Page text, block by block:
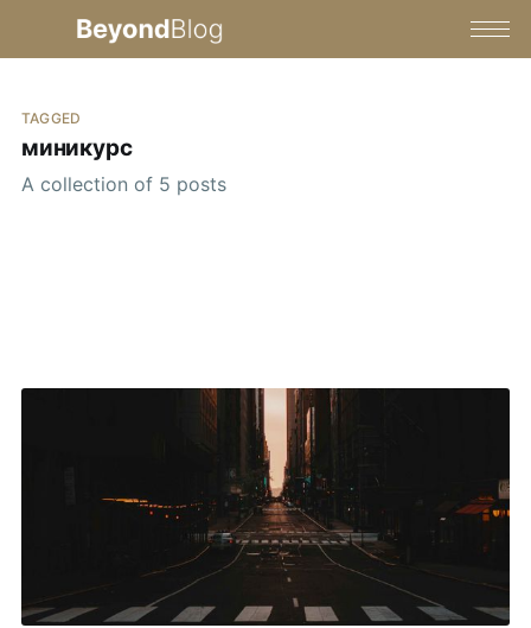
TAGGED
миникурс
A collection of 5 posts